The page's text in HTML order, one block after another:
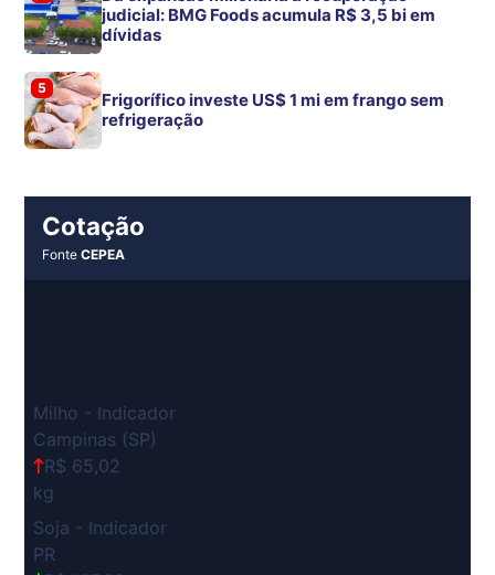
judicial: BMG Foods acumula R$ 3,5 bi em
dívidas
5
Frigorífico investe US$ 1 mi em frango sem
refrigeração
Cotação
FonteCEPEA
Milho - Indicador
Campinas (SP)
R$ 65,02
kg
Soja - Indicador
PR